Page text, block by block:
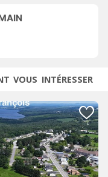
VOUS INTÉRESSER